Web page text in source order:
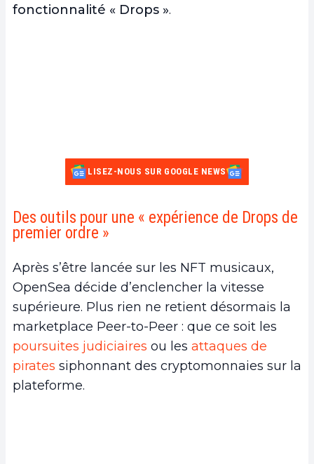
fonctionnalité « Drops ».
LISEZ-NOUS SUR GOOGLE NEWS
Des outils pour une « expérience de Drops de
premier ordre »
Après s’être lancée sur les NFT musicaux,
OpenSea décide d’enclencher la vitesse
supérieure. Plus rien ne retient désormais la
marketplace Peer-to-Peer : que ce soit les
poursuites judiciaires ou les attaques de
pirates siphonnant des cryptomonnaies sur la
plateforme.